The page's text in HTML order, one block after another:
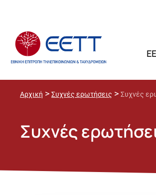
Αρχική > Συχνές ερωτήσεις > Συχνές
Συχνές